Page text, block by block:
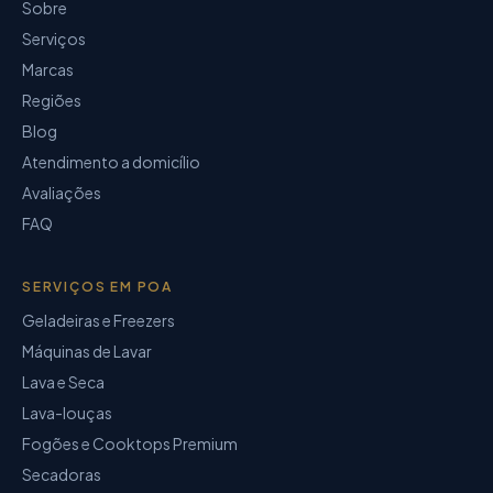
Sobre
Serviços
Marcas
Regiões
Blog
Atendimento a domicílio
Avaliações
FAQ
SERVIÇOS EM POA
Geladeiras e Freezers
Máquinas de Lavar
Lava e Seca
Lava-louças
Fogões e Cooktops Premium
Secadoras